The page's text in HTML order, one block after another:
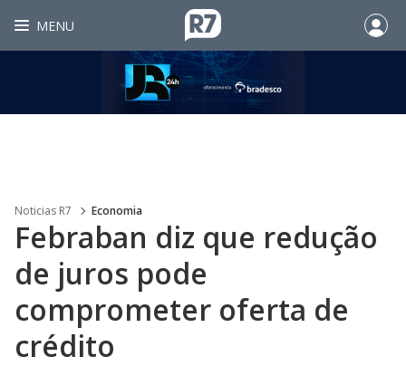
MENU
Noticias R7 Economia
Febraban diz que redução
de juros pode
comprometer oferta de
crédito